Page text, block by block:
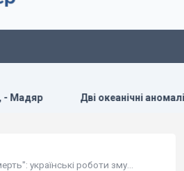
можуть вплинути на зиму